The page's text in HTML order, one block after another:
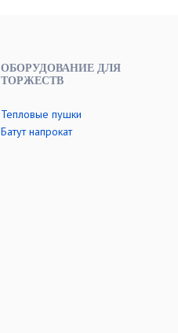
ОБОРУДОВАНИЕ ДЛЯ
ТОРЖЕСТВ
Тепловые пушки
Батут напрокат